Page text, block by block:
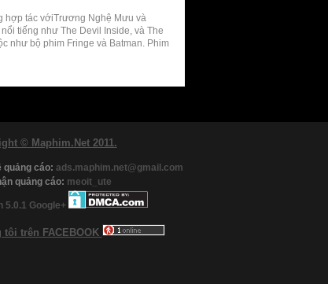
hợp tác vớiTrương Nghệ Mưu và
tiếng như The Devil Inside, và The
như bộ phim Fringe và Batman. Phim
© Maphim.Net 2011.
quảng cáo: ads.maphim.net@gmail.com
quảng cáo: meoit_ute
5.0.1 Google+
tôi trên FACEBOOK